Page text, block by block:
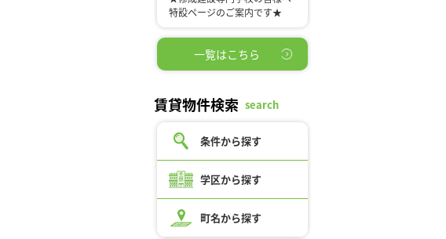
一覧はこちら
賃貸物件検索 search
条件から探す
学区から探す
町名から探す